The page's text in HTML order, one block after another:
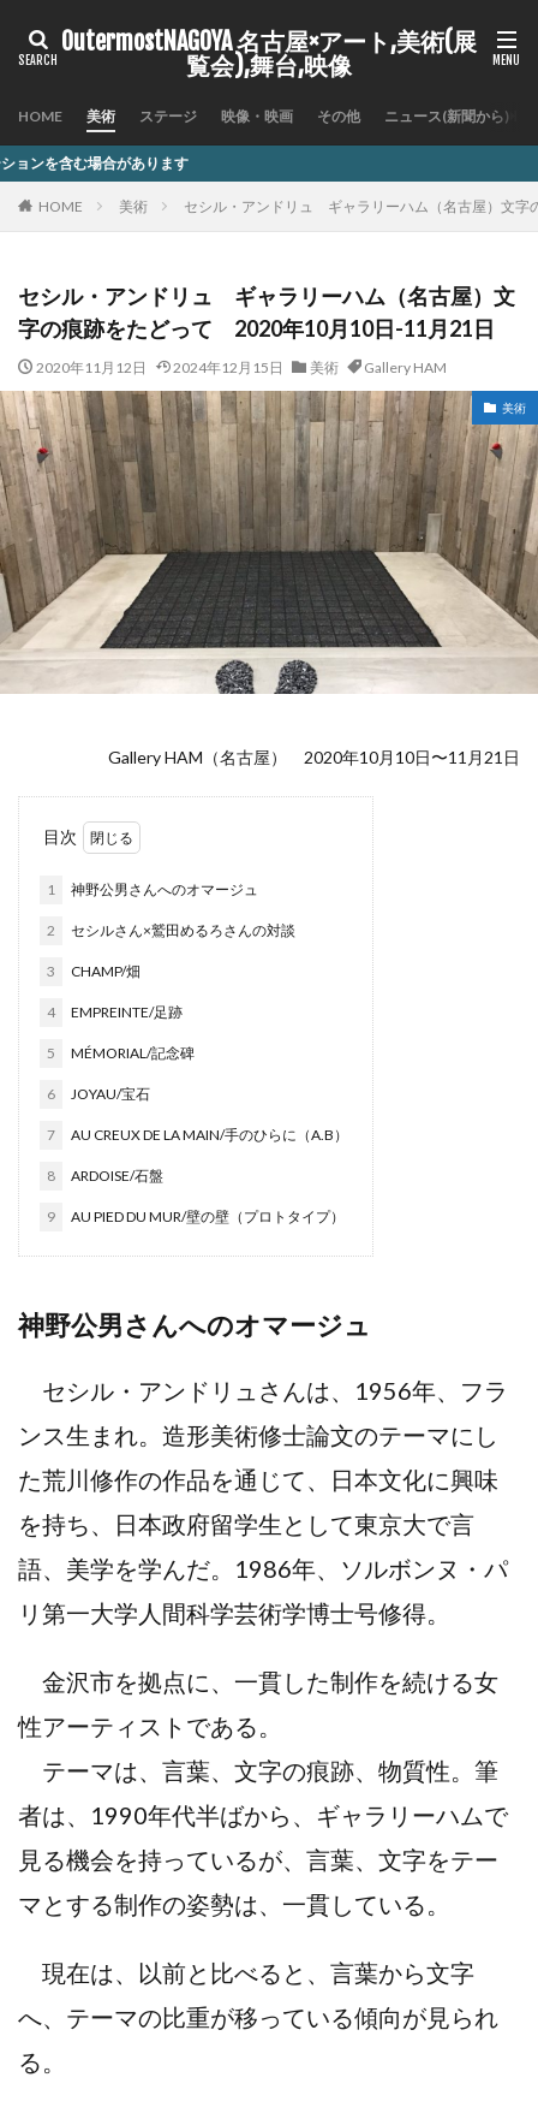
OutermostNAGOYA 名古屋×アート,美術(展
覧会),舞台,映像
HOME 美術 ステージ 映像・映画 その他 ニュース(新聞から)
HOME 美術 セシル・アンドリュ ギャラリーハム（名古屋）文
セシル・アンドリュ ギャラリーハム（名古屋）文
字の痕跡をたどって 2020年10月10日-11月21日
2020年11月12日 2024年12月15日 美術 Gallery HAM
美術
Gallery HAM（名古屋） 2020年10月10日〜11月21日
目次
1 神野公男さんへのオマージュ
2 セシルさん×鷲田めるろさんの対談
3 CHAMP/畑
4 EMPREINTE/足跡
5 MÉMORIAL/記念碑
6 JOYAU/宝石
7 AU CREUX DE LA MAIN/手のひらに（A.B）
8 ARDOISE/石盤
9 AU PIED DU MUR/壁の壁（プロトタイプ）
神野公男さんへのオマージュ
セシル・アンドリュさんは、1956年、フラ
ンス生まれ。造形美術修士論文のテーマにし
た荒川修作の作品を通じて、日本文化に興味
を持ち、日本政府留学生として東京大で言
語、美学を学んだ。1986年、ソルボンヌ・パ
リ第一大学人間科学芸術学博士号修得。
金沢市を拠点に、一貫した制作を続ける女
性アーティストである。
テーマは、言葉、文字の痕跡、物質性。筆
者は、1990年代半ばから、ギャラリーハムで
見る機会を持っているが、言葉、文字をテー
マとする制作の姿勢は、一貫している。
現在は、以前と比べると、言葉から文字
へ、テーマの比重が移っている傾向が見られ
る。